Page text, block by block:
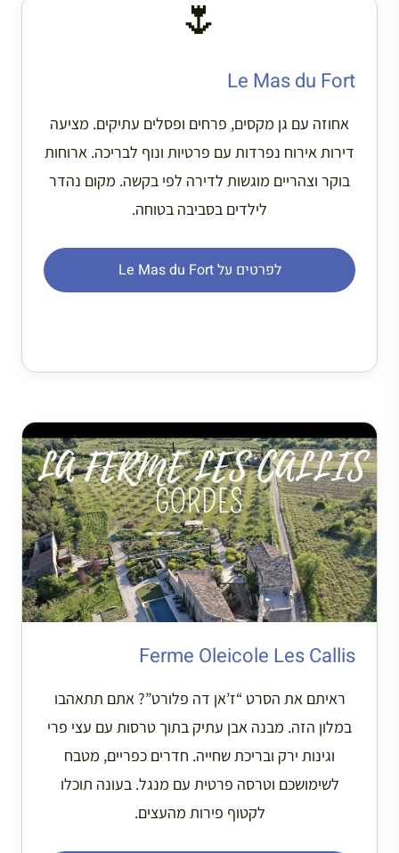
🌷
Le Mas du Fort
אחוזה עם גן מקסים, פרחים ופסלים עתיקים. מציעה
דירות אירוח נפרדות עם פרטיות ונוף לבריכה. ארוחות
בוקר וצהריים מוגשות לדירה לפי בקשה. מקום נהדר
לילדים בסביבה בטוחה.
לפרטים על Le Mas du Fort
Ferme Oleicole Les Callis
ראיתם את הסרט “ז’אן דה פלורט”? אתם תתאהבו
במלון הזה. מבנה אבן עתיק בתוך טרסות עם עצי פרי
וגינות ירק ובריכת שחייה. חדרים כפריים, מטבח
לשימושכם וטרסה פרטית עם מנגל. בעונה תוכלו
לקטוף פירות מהעצים.